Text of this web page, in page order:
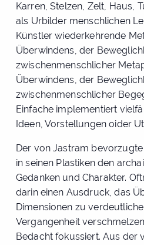
Karren, Stelzen, Zelt, Haus,
als Urbilder menschlichen
Künstler wiederkehrende
Überwindens, der
zwischenmenschlicher
Überwindens, der
zwischenmenschlicher
Einfache implementiert
Ideen, Vorstellungen oider
Der von Jastram
in seinen Plastiken den
Gedanken und Charakter.
darin einen Ausdruck, das
Dimensionen zu
Vergangenheit
Bedacht fokussiert. Aus der